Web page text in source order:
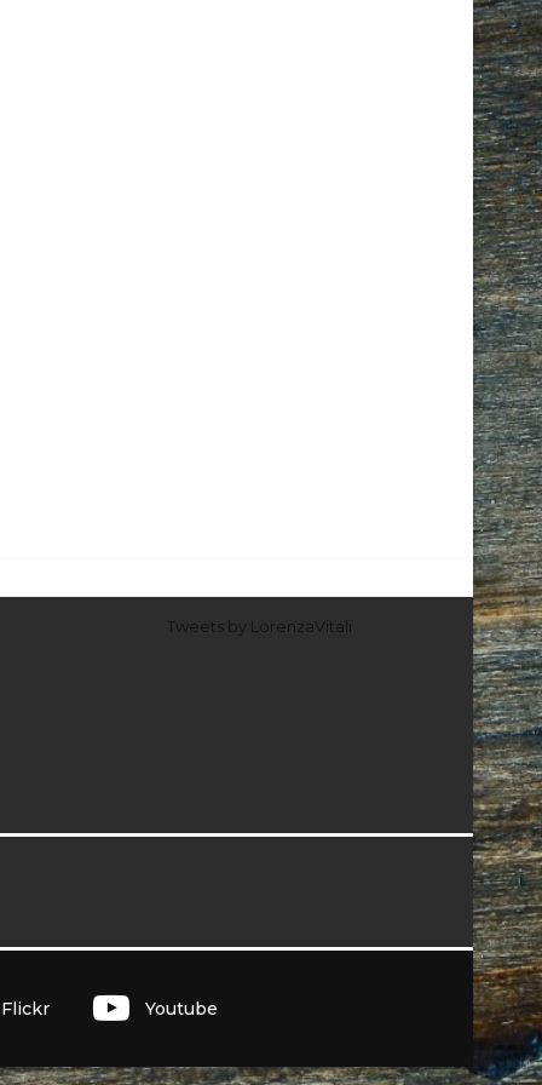
Tweets by LorenzaVitali
Flickr Youtube